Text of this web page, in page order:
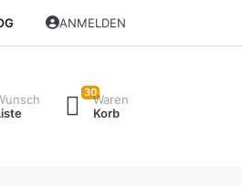
ANMELDEN
30Waren
Korb